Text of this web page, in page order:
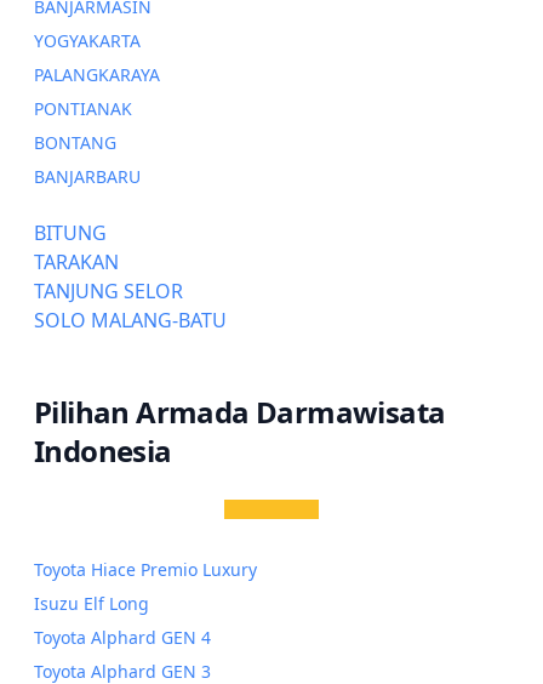
BANJARMASIN
YOGYAKARTA
PALANGKARAYA
PONTIANAK
BONTANG
BANJARBARU
BITUNG
TARAKAN
TANJUNG SELOR
SOLO MALANG-BATU
Pilihan Armada Darmawisata
Indonesia
Toyota Hiace Premio Luxury
Isuzu Elf Long
Toyota Alphard GEN 4
Toyota Alphard GEN 3